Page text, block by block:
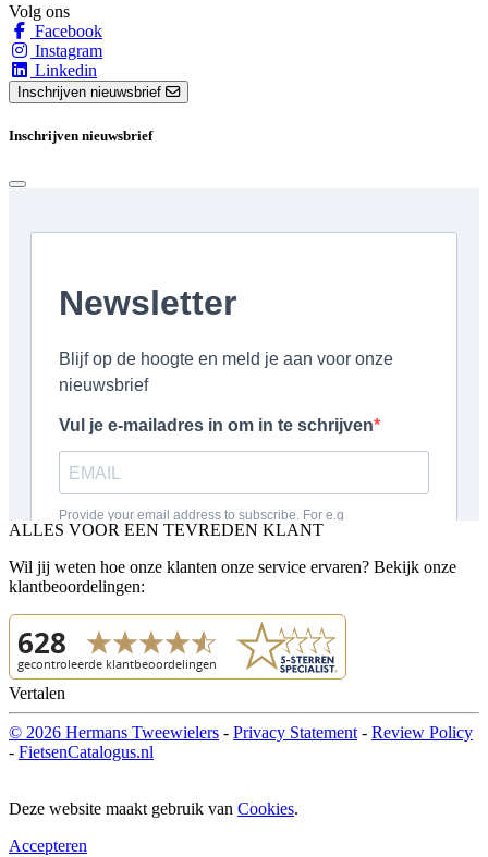
Volg ons
Facebook
Instagram
Linkedin
Inschrijven nieuwsbrief
Inschrijven nieuwsbrief
ALLES VOOR EEN TEVREDEN KLANT
Wil jij weten hoe onze klanten onze service ervaren? Bekijk onze
klantbeoordelingen:
Vertalen
© 2026 Hermans Tweewielers - Privacy Statement - Review Policy
- FietsenCatalogus.nl
Deze website maakt gebruik van Cookies.
Accepteren